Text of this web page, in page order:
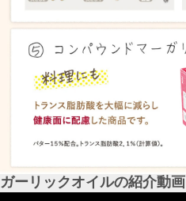
ガーリックオイルの紹介動画